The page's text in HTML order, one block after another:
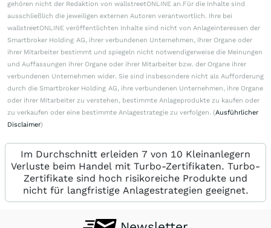
gehören nicht der Redaktion von wallstreetONLINE an.Für die Inhalte sind
ausschließlich die jeweiligen externen Autoren verantwortlich. Ihre bei
wallstreetONLINE veröffentlichten Inhalte sind nicht von Anlageinteressen der
Smartbroker Holding AG, ihrer verbundenen Unternehmen, ihrer Organe oder
ihrer Mitarbeiter bestimmt und spiegeln nicht notwendigerweise die Meinungen
und Auffassungen ihrer Organe oder ihrer Mitarbeiter bzw. der Organe ihrer
verbundenen Unternehmen wider. Sie sind insbesondere nicht als Aufforderung
durch die Smartbroker Holding AG, ihre verbundenen Unternehmen, ihre Organe
oder ihrer Mitarbeiter zu verstehen, bestimmte Anlageprodukte zu kaufen oder
zu verkaufen oder eine bestimmte Anlagestrategie zu verfolgen. (Ausführlicher
Disclaimer)
Im Durchschnitt erleiden 7 von 10 Kleinanlegern
Verluste beim Handel mit Turbo-Zertifikaten. Turbo-
Zertifikate sind hoch risikoreiche Produkte und
nicht für langfristige Anlagestrategien geeignet.